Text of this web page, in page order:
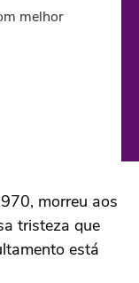
melhor
morreu aos
tristeza que
está